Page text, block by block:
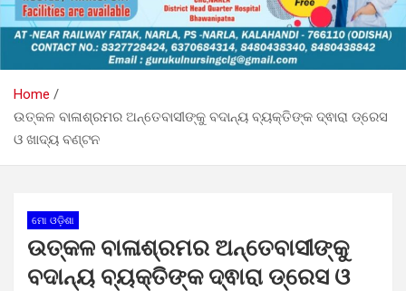
Home
ଉତ୍କଳ ବାଳାଶ୍ରମର ଅନ୍ତେବାସୀଙ୍କୁ ବଦାନ୍ୟ ବ୍ୟକ୍ତିଙ୍କ ଦ୍ଵାରା ଡ୍ରେସ
ଓ ଖାଦ୍ୟ ବଣ୍ଟନ
ମୋ ଓଡ଼ିଶା
ଉତ୍କଳ ବାଳାଶ୍ରମର ଅନ୍ତେବାସୀଙ୍କୁ
ବଦାନ୍ୟ ବ୍ୟକ୍ତିଙ୍କ ଦ୍ଵାରା ଡ୍ରେସ ଓ